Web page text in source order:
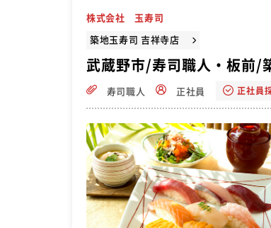
株式会社 玉寿司
築地玉寿司 吉祥寺店
武蔵野市/寿司職人・板前/
寿司職人 正社員 正社員